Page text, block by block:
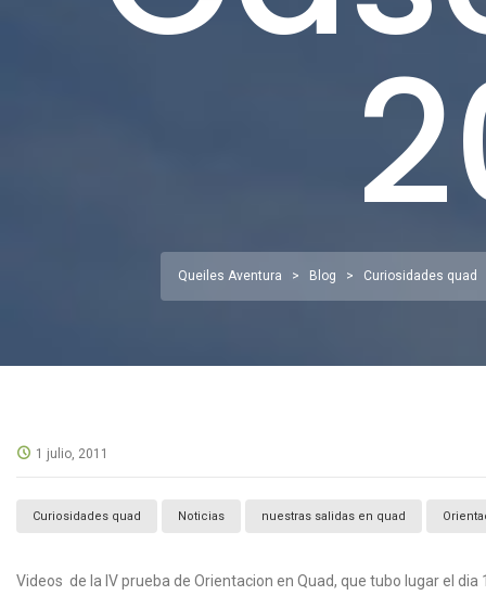
Queiles Aventura > Blog > Curiosidades quad
1 julio, 2011
Curiosidades quad Noticias nuestras salidas en quad
Videos de la IV prueba de Orientacion en Quad, que tubo lugar el